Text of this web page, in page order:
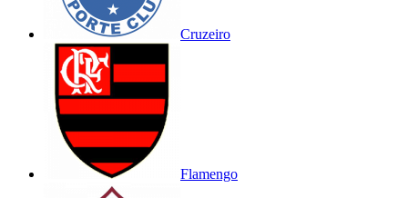
Cruzeiro
Flamengo